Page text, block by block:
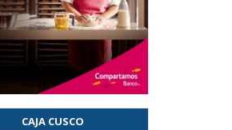
CAJA CUSCO